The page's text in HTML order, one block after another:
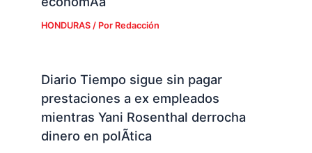
HONDURAS/ Por Redacción
Diario Tiempo sigue sin pagar
prestaciones a ex empleados
mientras Yani Rosenthal derrocha
dinero en polÃ­tica